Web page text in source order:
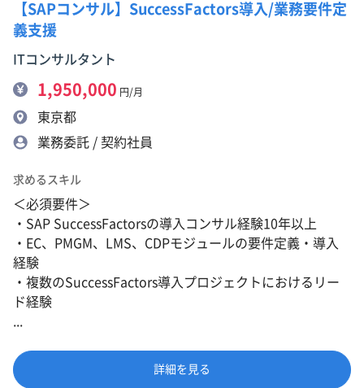
【SAPコンサル】SuccessFactors導入/業務要件定
義支援
ITコンサルタント
1,950,000 円/月
東京都
業務委託 / 契約社員
求めるスキル
＜必須要件＞
・SAP SuccessFactorsの導入コンサル経験10年以上
・EC、PMGM、LMS、CDPモジュールの要件定義・導入
経験
・複数のSuccessFactors導入プロジェクトにおけるリー
ド経験
詳細を見る